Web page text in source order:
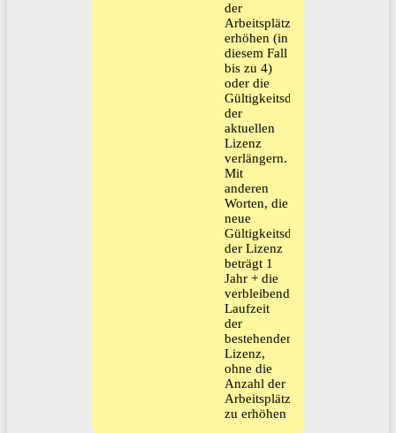
der
Arbeitsplätze
erhöhen (in
diesem Fall
bis zu 4)
oder die
Gültigkeitsdauer
der
aktuellen
Lizenz
verlängern.
Mit
anderen
Worten, die
neue
Gültigkeitsdauer
der Lizenz
beträgt 1
Jahr + die
verbleibende
Laufzeit
der
bestehenden
Lizenz,
ohne die
Anzahl der
Arbeitsplätze
zu erhöhen